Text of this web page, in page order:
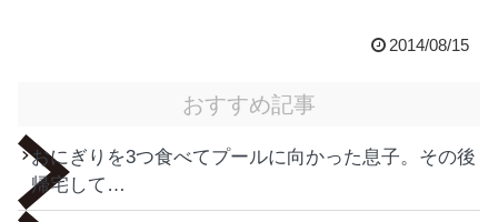
2014/08/15
おすすめ記事
おにぎりを3つ食べてプールに向かった息子。その後
帰宅して…